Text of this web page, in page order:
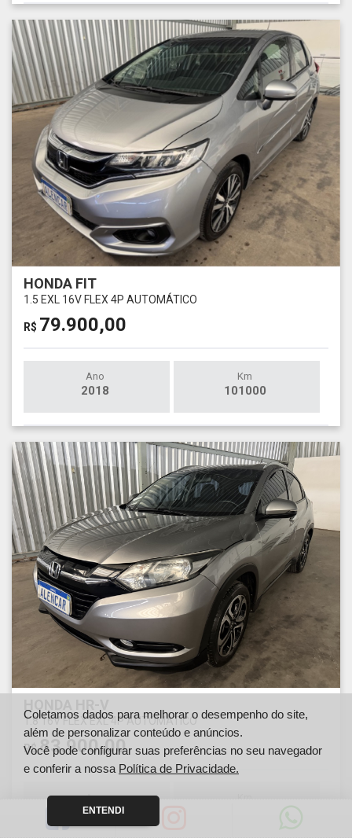
HONDA FIT
1.5 EXL 16V FLEX 4P AUTOMÁTICO
R$ 79.900,00
Ano
2018
Km
101000
1.8 16V FLEX EXL 4P AUTOMÁTICO
R$83.900,00
Ano
2016
Coletamos dados para melhorar o desempenho do site,
além de personalizar conteúdo e anúncios.
Você pode configurar suas preferências no seu navegador
e conferir a nossa Política de Privacidade.
ENTENDI